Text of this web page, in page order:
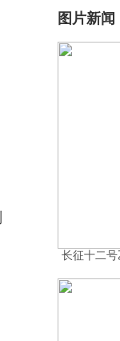
图片新闻
长征十二